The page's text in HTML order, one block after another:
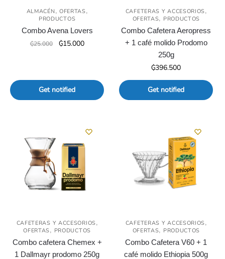
ALMACÉN, OFERTAS,
PRODUCTOS
Combo Avena Lovers
₲25.000
El
₲25.000.
₲15.000El
₲15.000.
Get notified
CAFETERAS Y ACCESORIOS,
OFERTAS, PRODUCTOS
Combo Cafetera Aeropress
+ 1 café molido Prodomo
250g
₲396.500
Get notified
CAFETERAS Y ACCESORIOS,
OFERTAS, PRODUCTOS
Combo cafetera Chemex +
1 Dallmayr prodomo 250g
CAFETERAS Y ACCESORIOS,
OFERTAS, PRODUCTOS
Combo Cafetera V60 + 1
café molido Ethiopia 500g